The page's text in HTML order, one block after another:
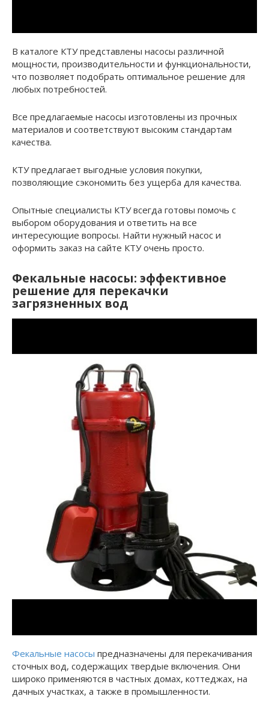
В каталоге КТУ представлены насосы различной
мощности, производительности и функциональности,
что позволяет подобрать оптимальное решение для
любых потребностей.
Все предлагаемые насосы изготовлены из прочных
материалов и соответствуют высоким стандартам
качества.
КТУ предлагает выгодные условия покупки,
позволяющие сэкономить без ущерба для качества.
Опытные специалисты КТУ всегда готовы помочь с
выбором оборудования и ответить на все
интересующие вопросы. Найти нужный насос и
оформить заказ на сайте КТУ очень просто.
Фекальные насосы: эффективное
решение для перекачки
загрязненных вод
Фекальные насосы предназначены для перекачивания
сточных вод, содержащих твердые включения. Они
широко применяются в частных домах, коттеджах, на
дачных участках, а также в промышленности.